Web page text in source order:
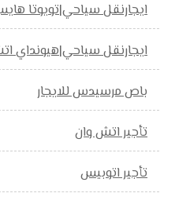
ايجارنقل سياحي|تويوتا
ايجارنقل سياحي|هيونداي
باص مرسيدس للايجار
تأجير اتش وان
تأجير اتوبيس